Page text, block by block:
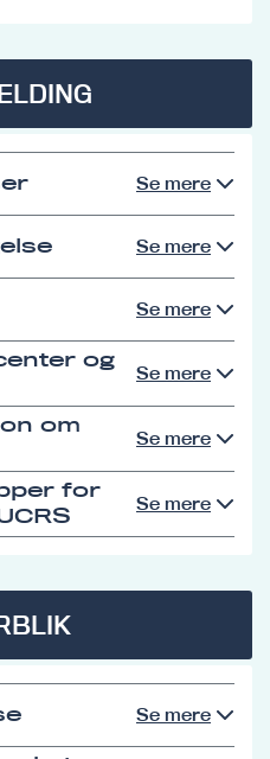
Se mere
Se mere
Se mere
og
Se mere
om
Se mere
for
Se mere
Se mere